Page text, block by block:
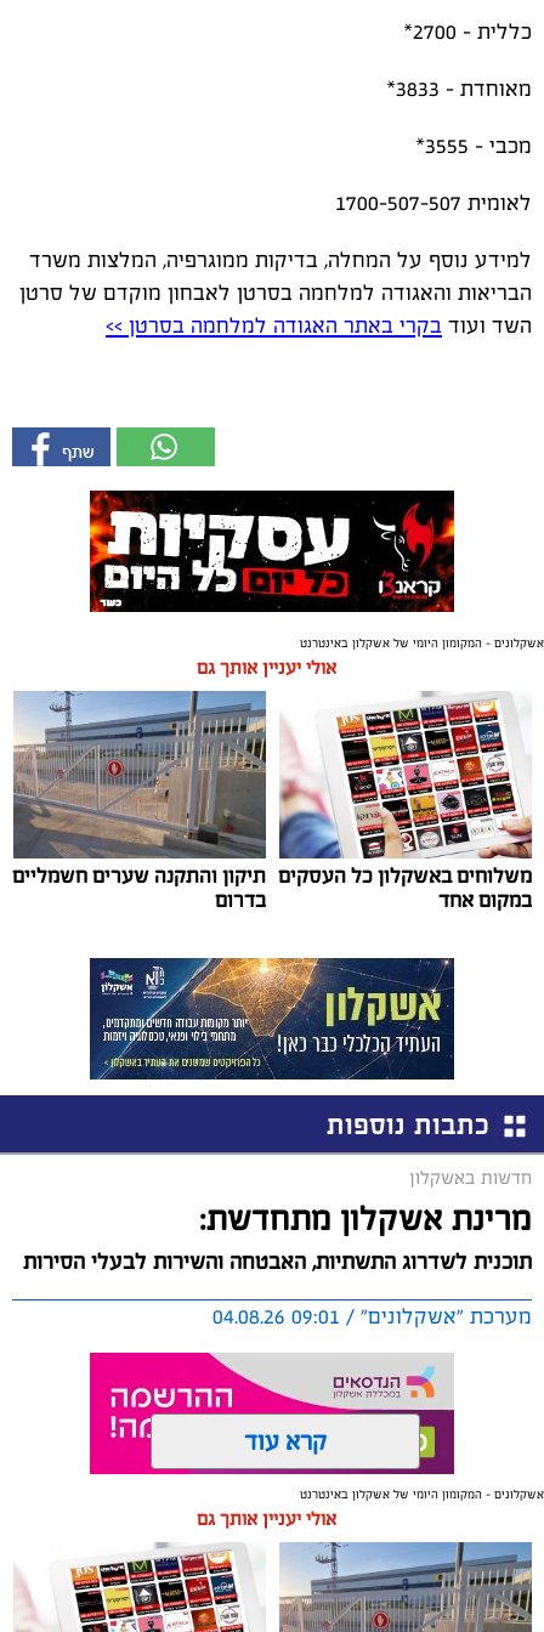
כללית - 2700*
מאוחדת - 3833*
מכבי - 3555*
לאומית 1700-507-507
למידע נוסף על המחלה, בדיקות ממוגרפיה, המלצות משרד
הבריאות והאגודה למלחמה בסרטן לאבחון מוקדם של סרטן
השד ועוד בקרי באתר האגודה למלחמה בסרטן >>
אשקלונים - המקומון היומי של אשקלון באינטרנט
אולי יעניין אותך גם
משלוחים באשקלון כל העסקים
במקום אחד
תיקון והתקנה שערים חשמליים
בדרום
כתבות נוספות
חדשות באשקלון
מרינת אשקלון מתחדשת:
תוכנית לשדרוג התשתיות, האבטחה והשירות לבעלי הסירות
מערכת "אשקלונים" / 09:01 04.08.26
תגים:אשקלון, מרינה
החברה הכלכלית הציגה לנציגי בעלי כלי השייט במרינה
תוכנית השקעה מקיפה הכוללת שדרוג התשתיות, חיזוק
מערך האבטחה, הקמת תחנת דלק חדשה ושיפור השירותים.
קרא עוד
אשקלונים - המקומון היומי של אשקלון באינטרנט
אולי יעניין אותך גם